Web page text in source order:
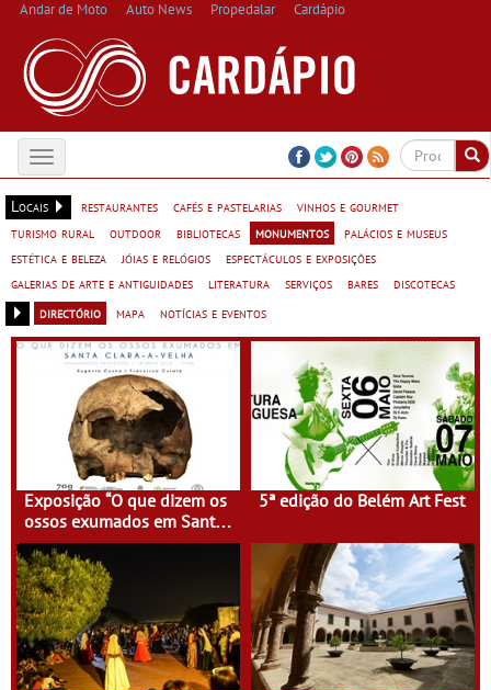
Andar de Moto Auto News Propedalar Cardápio
Toggle
navigation
Locais
restaurantes cafés e pastelarias
vinhos e gourmet
turismo rural
outdoor bibliotecas monumentos
palácios e museus
estética e beleza
jóias e relógios
espectáculos e exposições
galerias de arte e antiguidades
literatura serviços bares
discotecas
directório
mapa notícias e eventos
Exposição “O que dizem os
ossos exumados em Santa
Clara-a-Velha”
5ª edição do Belém Art Fest